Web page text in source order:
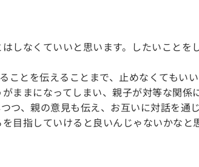
しなくていいと思います。したいことを
ことを伝えることまで、止めなくてもい
ままになってしまい、親子が対等な関係
つ、親の意見も伝え、お互いに対話を通
目指していけると良いんじゃないかなと